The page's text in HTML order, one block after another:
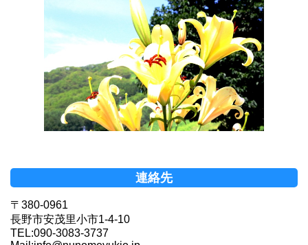
連絡先
〒380-0961
長野市安茂里小市1-4-10
TEL:090-3083-3737